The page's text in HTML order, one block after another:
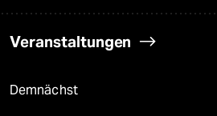
Veranstaltungen
Demnächst